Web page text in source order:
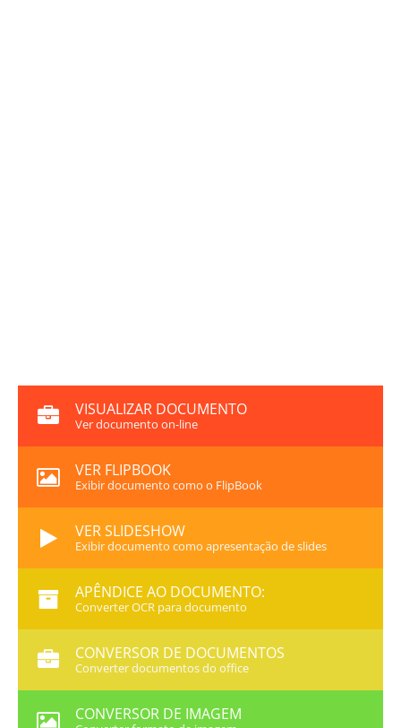
VISUALIZAR DOCUMENTO
Ver documento on-line
VER FLIPBOOK
Exibir documento como o FlipBook
VER SLIDESHOW
Exibir documento como apresentação de slides
APÊNDICE AO DOCUMENTO:
Converter OCR para documento
CONVERSOR DE DOCUMENTOS
Converter documentos do office
CONVERSOR DE IMAGEM